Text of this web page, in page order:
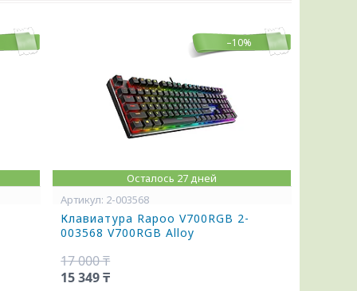
–10%
Осталось 27 дней
2-003568
Клавиатура Rapoo V700RGB 2-
003568 V700RGB Alloy
17 000 ₸
15 349 ₸